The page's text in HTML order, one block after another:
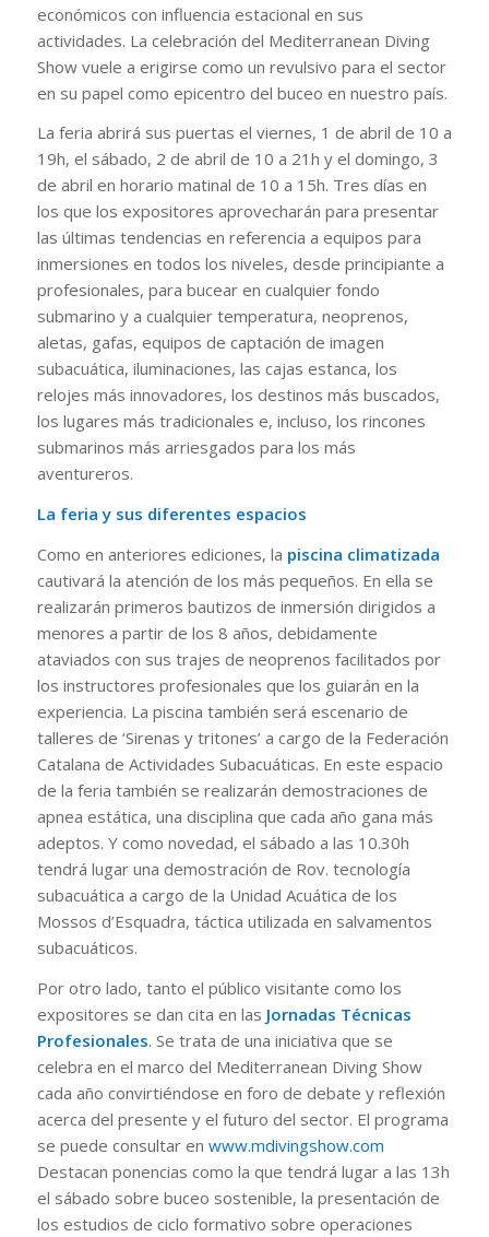
económicos con influencia estacional en sus
actividades. La celebración del Mediterranean Diving
Show vuele a erigirse como un revulsivo para el sector
en su papel como epicentro del buceo en nuestro país.
La feria abrirá sus puertas el viernes, 1 de abril de 10 a
19h, el sábado, 2 de abril de 10 a 21h y el domingo, 3
de abril en horario matinal de 10 a 15h. Tres días en
los que los expositores aprovecharán para presentar
las últimas tendencias en referencia a equipos para
inmersiones en todos los niveles, desde principiante a
profesionales, para bucear en cualquier fondo
submarino y a cualquier temperatura, neoprenos,
aletas, gafas, equipos de captación de imagen
subacuática, iluminaciones, las cajas estanca, los
relojes más innovadores, los destinos más buscados,
los lugares más tradicionales e, incluso, los rincones
submarinos más arriesgados para los más
aventureros.
La feria y sus diferentes espacios
Como en anteriores ediciones, la piscina climatizada
cautivará la atención de los más pequeños. En ella se
realizarán primeros bautizos de inmersión dirigidos a
menores a partir de los 8 años, debidamente
ataviados con sus trajes de neoprenos facilitados por
los instructores profesionales que los guiarán en la
experiencia. La piscina también será escenario de
talleres de ‘Sirenas y tritones’ a cargo de la Federación
Catalana de Actividades Subacuáticas. En este espacio
de la feria también se realizarán demostraciones de
apnea estática, una disciplina que cada año gana más
adeptos. Y como novedad, el sábado a las 10.30h
tendrá lugar una demostración de Rov. tecnología
subacuática a cargo de la Unidad Acuática de los
Mossos d’Esquadra, táctica utilizada en salvamentos
subacuáticos.
Por otro lado, tanto el público visitante como los
expositores se dan cita en las Jornadas Técnicas
Profesionales. Se trata de una iniciativa que se
celebra en el marco del Mediterranean Diving Show
cada año convirtiéndose en foro de debate y reflexión
acerca del presente y el futuro del sector. El programa
se puede consultar en www.mdivingshow.com
Destacan ponencias como la que tendrá lugar a las 13h
el sábado sobre buceo sostenible, la presentación de
los estudios de ciclo formativo sobre operaciones